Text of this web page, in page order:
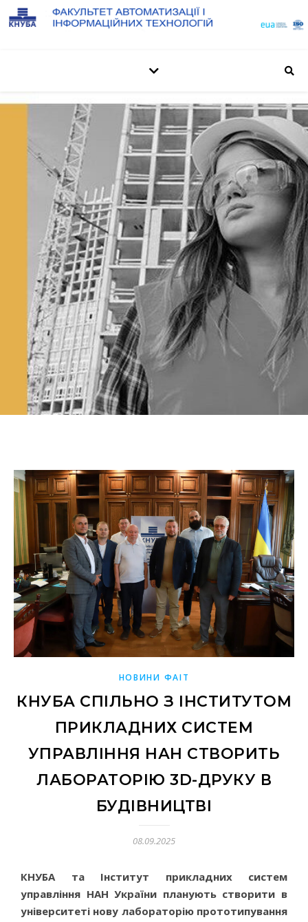
НОВИНИ ФАІТ
КНУБА СПІЛЬНО З ІНСТИТУТОМ
ПРИКЛАДНИХ СИСТЕМ
УПРАВЛІННЯ НАН СТВОРИТЬ
ЛАБОРАТОРІЮ 3D-ДРУКУ В
БУДІВНИЦТВІ
08.09.2025
КНУБА та Інститут прикладних систем
управління НАН України планують створити в
університеті нову лабораторію прототипування